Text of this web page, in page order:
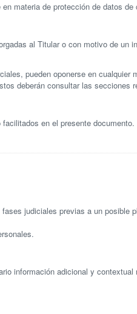
materia de protección de datos de
al Titular o con motivo de un
pueden oponerse en
deberán consultar las secciones
en el presente
judiciales previas a un posible
información adicional y